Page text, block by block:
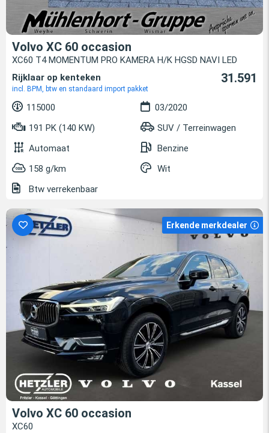
Volvo XC 60 occasion
XC60 T4 MOMENTUM PRO KAMERA H/K HGSD NAVI LED
Rijklaar op kenteken
incl. BPM, btw en standaard import pakket
31.591
115000
03/2020
191 PK (140 KW)
SUV / Terreinwagen
Automaat
Benzine
158 g/km
Wit
Btw verrekenbaar
Erkende merkdealer
Volvo XC 60 occasion
XC60